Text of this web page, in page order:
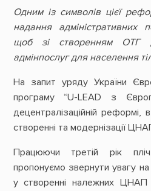
Одним із символів цієї
надання
щоб зі створенням ОТГ
адмінпослуг для населення
На запит уряду України
програму “U-LEAD з
децентралізаційній
створенні та модернізації
Працюючи третій рік
пропонуємо звернути увагу
у створенні належних ЦНАП